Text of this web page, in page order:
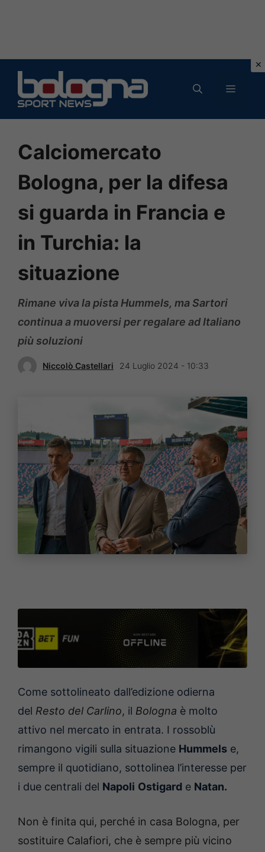
contenuto
MENU
Calciomercato
Bologna, per la difesa
si guarda in Francia e
in Turchia: la
situazione
Rimane viva la pista Hummels, ma Sartori
continua a muoversi per regalare ad Italiano
più soluzioni
Niccolò Castellari 24 Luglio 2024 - 10:33
Come sottolineato dall’edizione odierna
del Resto del Carlino, il Bologna è molto
attivo nel mercato in entrata. I rossoblù
rimangono vigili sulla situazione Hummels e,
sempre il quotidiano, sottolinea l’interesse per
i due centrali del Napoli Ostigard e Natan.
Non è finita qui, perché in casa Bologna, per
sostituire Calafiori, che è sempre più vicino